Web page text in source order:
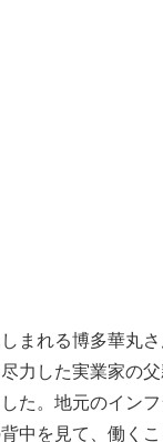
まれる博多華丸さ
力した実業家の
た。地元のイン
中を見て、働く